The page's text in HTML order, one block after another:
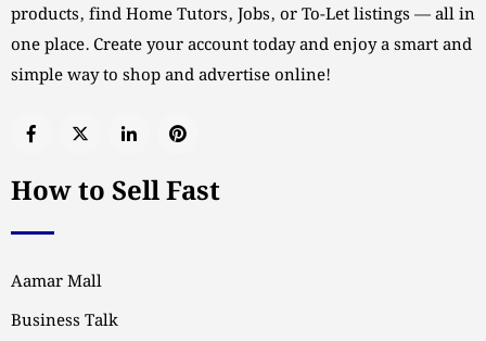
products, find Home Tutors, Jobs, or To-Let listings — all in
one place. Create your account today and enjoy a smart and
simple way to shop and advertise online!
How to Sell Fast
Aamar Mall
Business Talk